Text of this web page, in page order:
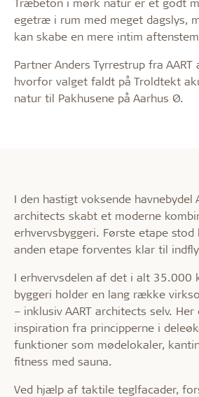
egetræ i rum med meget dagslys,
kan skabe en mere intim
Partner Anders Tyrrestrup fra
hvorfor valget faldt på Troldtekt
natur til Pakhusene på Aarhus Ø.
I den hastigt voksende havnebydel
architects skabt et moderne
erhvervsbyggeri. Første etape
anden etape forventes klar til
I erhvervsdelen af det i alt 35.000
byggeri holder en lang række
– inklusiv AART architects selv.
inspiration fra principperne i
funktioner som mødelokaler,
fitness med sauna.
Ved hjælp af taktile teglfacader,